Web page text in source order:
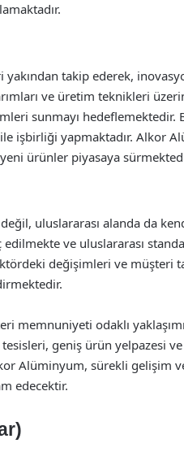
takip ederek,
ve üretim teknikleri
sunmayı
işbirliği yapmaktadır. Alkor
ürünler piyasaya
uluslararası alanda da
edilmekte ve uluslararası
değişimleri ve müşteri
memnuniyeti odaklı
geniş ürün yelpazesi ve
Alüminyum, sürekli gelişim
edecektir.